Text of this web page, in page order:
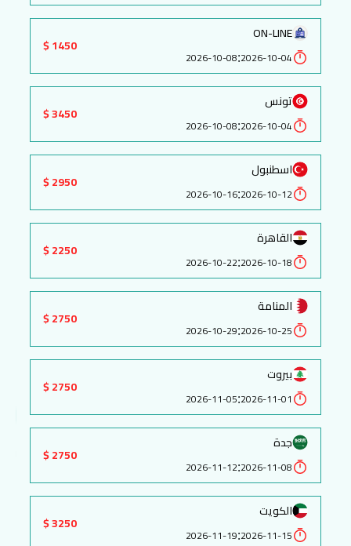
ON-LINE
2026-10-04
:
2026-10-08
1450 $
تونس
2026-10-04
:
2026-10-08
3450 $
اسطنبول
2026-10-12
:
2026-10-16
2950 $
القاهرة
2026-10-18
:
2026-10-22
2250 $
المنامة
2026-10-25
:
2026-10-29
2750 $
بيروت
2026-11-01
:
2026-11-05
2750 $
جدة
2026-11-08
:
2026-11-12
2750 $
الكويت
2026-11-15
:
2026-11-19
3250 $